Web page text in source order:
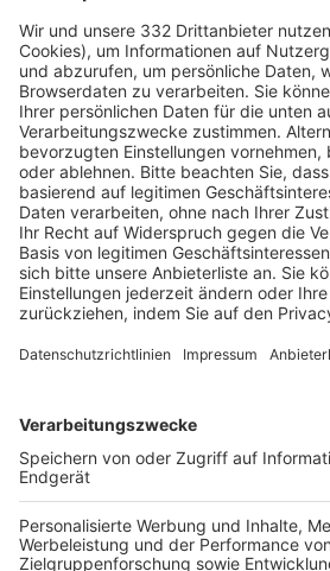
HÄUFIG BESUCHTE SEITEN
Pässe und Vereinswechsel
Trainerausbildung
Schulungsangebot Vereinsmitarbeiter
BFV-Geschäftsstellen
Trainerbörse
Login SpielPlus
FOLGE DEM BFV
TOP-VEREINE